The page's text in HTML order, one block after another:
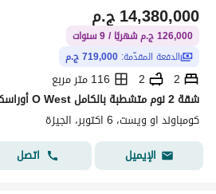
ج.م14,380,000
126,000 ج.م شهريًا / 9 سنوات
الدفعة المقدّمة: 719,000 ج.م
2
2
116 متر مربع
كومباوند او ويست، 6 اكتوبر، الجيزة
الإيميل
اتصل